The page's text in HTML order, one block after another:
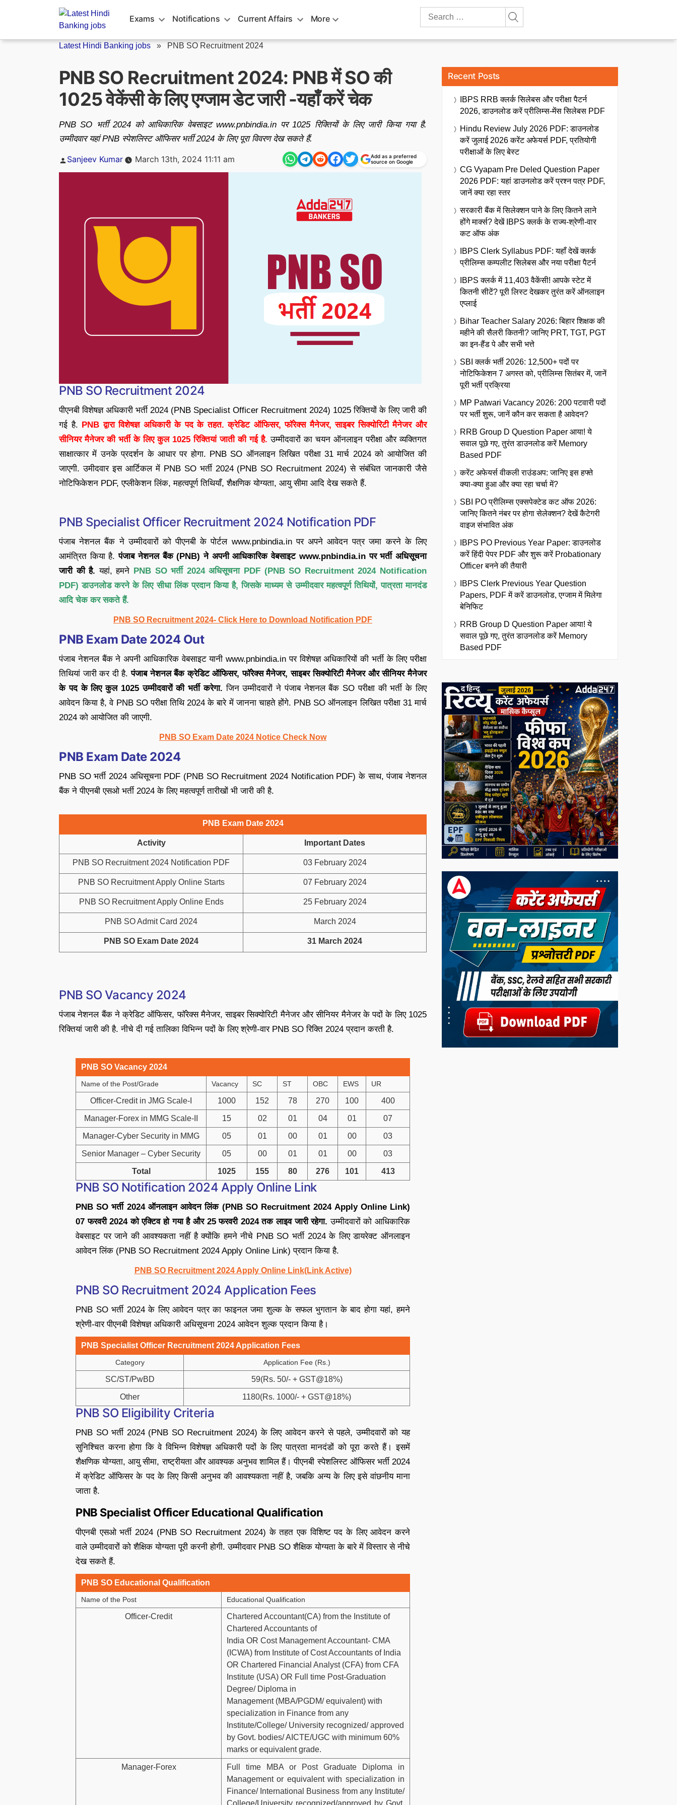
Exams Notifications Current Affairs More
Search
Latest Hindi Banking jobs » PNB SO Recruitment 2024
PNB SO Recruitment 2024: PNB में SO की
1025 वेकेंसी के लिए एग्जाम डेट जारी -यहाँ करें चेक
PNB SO भर्ती 2024 को आधिकारिक वेबसाइट www.pnbindia.in पर 1025 रिक्तियों के लिए जारी किया गया है.
उम्मीदवार यहां PNB स्पेशलिस्ट ऑफिसर भर्ती 2024 के लिए पूरा विवरण देख सकते हैं.
Posted
Sanjeev Kumar March 13th, 2024 11:11 am
Add as a preferred
source on Google
PNB SO Recruitment 2024
पीएनबी विशेषज्ञ अधिकारी भर्ती 2024 (PNB Specialist Officer Recruitment 2024) 1025 रिक्तियों के लिए जारी की
गई है. PNB द्वारा विशेषज्ञ अधिकारी के पद के तहत. क्रेडिट ऑफिसर, फॉरेक्स मैनेजर, साइबर सिक्योरिटी मैनेजर और
सीनियर मैनेजर की भर्ती के लिए कुल 1025 रिक्तियां जाती की गई है. उम्मीदवारों का चयन ऑनलाइन परीक्षा और व्यक्तिगत
साक्षात्कार में उनके प्रदर्शन के आधार पर होगा. PNB SO ऑनलाइन लिखित परीक्षा 31 मार्च 2024 को आयोजित की
जाएगी. उमीदवार इस आर्टिकल में PNB SO भर्ती 2024 (PNB SO Recruitment 2024) से संबंधित जानकारी जैसे
नोटिफिकेशन PDF, एप्लीकेशन लिंक, महत्वपूर्ण तिथियाँ, शैक्षणिक योग्यता, आयु सीमा आदि देख सकते हैं.
PNB Specialist Officer Recruitment 2024 Notification PDF
पंजाब नेशनल बैंक ने उम्मीदवारों को पीएनबी के पोर्टल www.pnbindia.in पर अपने आवेदन पत्र जमा करने के लिए
आमंत्रित किया है.पंजाब नेशनल बैंक (PNB) ने अपनी आधिकारिक वेबसाइट www.pnbindia.in पर भर्ती अधिसूचना
जारी की है. यहां, हमने PNB SO भर्ती 2024 अधिसूचना PDF (PNB SO Recruitment 2024 Notification
PDF) डाउनलोड करने के लिए सीधा लिंक प्रदान किया है, जिसके माध्यम से उम्मीदवार महत्वपूर्ण तिथियों, पात्रता मानदंड
आदि चेक कर सकते हैं.
PNB SO Recruitment 2024- Click Here to Download Notification PDF
PNB Exam Date 2024 Out
पंजाब नेशनल बैंक ने अपनी आधिकारिक वेबसाइट यानी www.pnbindia.in पर विशेषज्ञ अधिकारियों की भर्ती के लिए परीक्षा
तिथियां जारी कर दी है.पंजाब नेशनल बैंक क्रेडिट ऑफिसर, फॉरेक्स मैनेजर, साइबर सिक्योरिटी मैनेजर और सीनियर मैनेजर
के पद के लिए कुल 1025 उम्मीदवारों की भर्ती करेगा. जिन उम्मीदवारों ने पंजाब नेशनल बैंक SO परीक्षा की भर्ती के लिए
आवेदन किया है, वे PNB SO परीक्षा तिथि 2024 के बारे में जानना चाहते होंगे. PNB SO ऑनलाइन लिखित परीक्षा 31 मार्च
2024 को आयोजित की जाएगी.
PNB SO Exam Date 2024 Notice Check Now
PNB Exam Date 2024
PNB SO भर्ती 2024 अधिसूचना PDF (PNB SO Recruitment 2024 Notification PDF) के साथ, पंजाब नेशनल
बैंक ने पीएनबी एसओ भर्ती 2024 के लिए महत्वपूर्ण तारीखों भी जारी की है.
PNB Exam Date 2024
Activity Important Dates
PNB SO Recruitment 2024 Notification PDF 03 February 2024
PNB SO Recruitment Apply Online Starts 07 February 2024
PNB SO Recruitment Apply Online Ends 25 February 2024
PNB SO Admit Card 2024 March 2024
PNB SO Exam Date 2024 31 March 2024
PNB SO Vacancy 2024
पंजाब नेशनल बैंक ने क्रेडिट ऑफिसर, फॉरेक्स मैनेजर, साइबर सिक्योरिटी मैनेजर और सीनियर मैनेजर के पदों के लिए 1025
रिक्तियां जारी की है. नीचे दी गई तालिका विभिन्न पदों के लिए श्रेणी-वार PNB SO रिक्ति 2024 प्रदान करती है.
PNB SO Vacancy 2024
Name of the Post/Grade Vacancy SC ST OBC EWS UR
Officer-Credit in JMG Scale-I 1000 152 78 270 100 400
Manager-Forex in MMG Scale-II 15 02 01 04 01 07
Manager-Cyber Security in MMG 05 01 00 01 00 03
Senior Manager – Cyber Security 05 00 01 01 00 03
Total 1025 155 80 276 101 413
PNB SO Notification 2024 Apply Online Link
PNB SO भर्ती 2024 ऑनलाइन आवेदन लिंक (PNB SO Recruitment 2024 Apply Online Link)
07 फरवरी 2024 को एक्टिव हो गया है और 25 फरवरी 2024 तक लाइव जारी रहेगा. उम्मीदवारों को आधिकारिक
वेबसाइट पर जाने की आवश्यकता नहीं है क्योंकि हमने नीचे PNB SO भर्ती 2024 के लिए डायरेक्ट ऑनलाइन
आवेदन लिंक (PNB SO Recruitment 2024 Apply Online Link) प्रदान किया है.
PNB SO Recruitment 2024 Apply Online Link(Link Active)
PNB SO Recruitment 2024 Application Fees
PNB SO भर्ती 2024 के लिए आवेदन पत्र का फाइनल जमा शुल्क के सफल भुगतान के बाद होगा यहां, हमने
श्रेणी-वार पीएनबी विशेषज्ञ अधिकारी अधिसूचना 2024 आवेदन शुल्क प्रदान किया है।
PNB Specialist Officer Recruitment 2024 Application Fees
Category Application Fee (Rs.)
SC/ST/PwBD 59(Rs. 50/- + GST@18%)
Other 1180(Rs. 1000/- + GST@18%)
PNB SO Eligibility Criteria
PNB SO भर्ती 2024 (PNB SO Recruitment 2024) के लिए आवेदन करने से पहले, उम्मीदवारों को यह
सुनिश्चित करना होगा कि वे विभिन्न विशेषज्ञ अधिकारी पदों के लिए पात्रता मानदंडों को पूरा करते हैं। इसमें
शैक्षणिक योग्यता, आयु सीमा, राष्ट्रीयता और आवश्यक अनुभव शामिल हैं। पीएनबी स्पेशलिस्ट ऑफिसर भर्ती 2024
में क्रेडिट ऑफिसर के पद के लिए किसी अनुभव की आवश्यकता नहीं है, जबकि अन्य के लिए इसे वांछनीय माना
जाता है.
PNB Specialist Officer Educational Qualification
पीएनबी एसओ भर्ती 2024 (PNB SO Recruitment 2024) के तहत एक विशिष्ट पद के लिए आवेदन करने
वाले उम्मीदवारों को शैक्षिक योग्यता पूरी करनी होगी. उम्मीदवार PNB SO शैक्षिक योग्यता के बारे में विस्तार से नीचे
देख सकते हैं.
PNB SO Educational Qualification
Name of the Post Educational Qualification
Officer-Credit
Chartered Accountant(CA) from the Institute of
Chartered Accountants of
India OR Cost Management Accountant- CMA
(ICWA) from Institute of Cost Accountants of India
OR Chartered Financial Analyst (CFA) from CFA
Institute (USA) OR Full time Post-Graduation
Degree/ Diploma in
Management (MBA/PGDM/ equivalent) with
specialization in Finance from any
Institute/College/ University recognized/ approved
by Govt. bodies/ AICTE/UGC with minimum 60%
marks or equivalent grade.
Manager-Forex
Full time MBA or Post Graduate Diploma in
Management or equivalent with specialization in
Finance/ International Business from any Institute/
College/University recognized/approved by Govt.
Recent Posts
IBPS RRB क्लर्क सिलेबस और परीक्षा पैटर्न
2026, डाउनलोड करें प्रीलिम्स-मेंस सिलेबस PDF
Hindu Review July 2026 PDF: डाउनलोड
करें जुलाई 2026 करेंट अफेयर्स PDF, प्रतियोगी
परीक्षाओं के लिए बेस्ट
CG Vyapam Pre Deled Question Paper
2026 PDF: यहां डाउनलोड करें प्रश्न पत्र PDF,
जानें क्या रहा स्तर
सरकारी बैंक में सिलेक्शन पाने के लिए कितने लाने
होंगे मार्क्स? देखें IBPS क्लर्क के राज्य-श्रेणी-वार
कट ऑफ अंक
IBPS Clerk Syllabus PDF: यहाँ देखें क्लर्क
प्रीलिम्स कम्पलीट सिलेबस और नया परीक्षा पैटर्न
IBPS क्लर्क में 11,403 वैकेंसी! आपके स्टेट में
कितनी सीटें? पूरी लिस्ट देखकर तुरंत करें ऑनलाइन
एप्लाई
Bihar Teacher Salary 2026: बिहार शिक्षक की
महीने की सैलरी कितनी? जानिए PRT, TGT, PGT
का इन-हैंड पे और सभी भत्ते
SBI क्लर्क भर्ती 2026: 12,500+ पदों पर
नोटिफिकेशन 7 अगस्त को, प्रीलिम्स सितंबर में, जानें
पूरी भर्ती प्रक्रिया
MP Patwari Vacancy 2026: 200 पटवारी पदों
पर भर्ती शुरू, जानें कौन कर सकता है आवेदन?
RRB Group D Question Paper आया! ये
सवाल पूछे गए, तुरंत डाउनलोड करें Memory
Based PDF
करेंट अफेयर्स वीकली राउंडअप: जानिए इस हफ्ते
क्या-क्या हुआ और क्या रहा चर्चा में?
SBI PO प्रीलिम्स एक्सपेक्टेड कट ऑफ 2026:
जानिए कितने नंबर पर होगा सेलेक्शन? देखें कैटेगरी
वाइज संभावित अंक
IBPS PO Previous Year Paper: डाउनलोड
करें हिंदी पेपर PDF और शुरू करें Probationary
Officer बनने की तैयारी
IBPS Clerk Previous Year Question
Papers, PDF में करें डाउनलोड, एग्जाम में मिलेगा
बेनिफिट
RRB Group D Question Paper आया! ये
सवाल पूछे गए, तुरंत डाउनलोड करें Memory
Based PDF